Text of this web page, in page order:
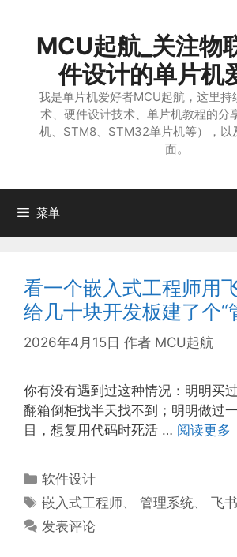
MCU起航_关注物
件设计的单片机
我是单片机爱好者MCU起航，这里持
术、硬件设计技术、单片机教程的分
机、STM8、STM32单片机等），以
面。
菜单
看一个嵌入式工程师用
给几十块开发板建了个“
2026年4月15日 作者 MCU起航
你有没有遇到过这种情况：明明买
翻箱倒柜找半天找不到；明明做过
目，想复用代码时死活 … 阅读更多
分
类
软件设计
标
签
嵌入式工程师、管理系统、飞
发表评论